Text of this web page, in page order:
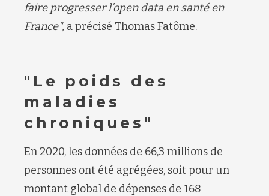
faire progresser l’open data en santé en
France", a précisé Thomas Fatôme.
"Le poids des
maladies
chroniques"
En 2020, les données de 66,3 millions de
personnes ont été agrégées, soit pour un
montant global de dépenses de 168